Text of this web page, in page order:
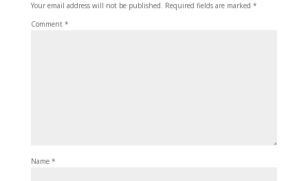
Your email address will not be published. Required fields are marked *
Comment *
Name *